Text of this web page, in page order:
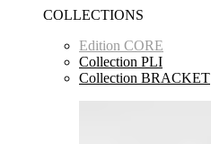
COLLECTIONS
Edition CORE
Collection PLI
Collection BRACKET